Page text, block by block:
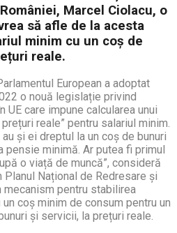
Marcel Ciolacu, o
să afle de la acesta
minim cu un coș de
reale.
European a adoptat
o nouă legislație privind
UE care impune calcularea unui
reale” pentru salariul minim.
și ei dreptul la un coș de bunuri
minimă. Ar putea fi primul
o viață de muncă”, consideră
Planul Național de Redresare și
pentru stabilirea
coș minim de consum pentru un
și servicii, la prețuri reale.